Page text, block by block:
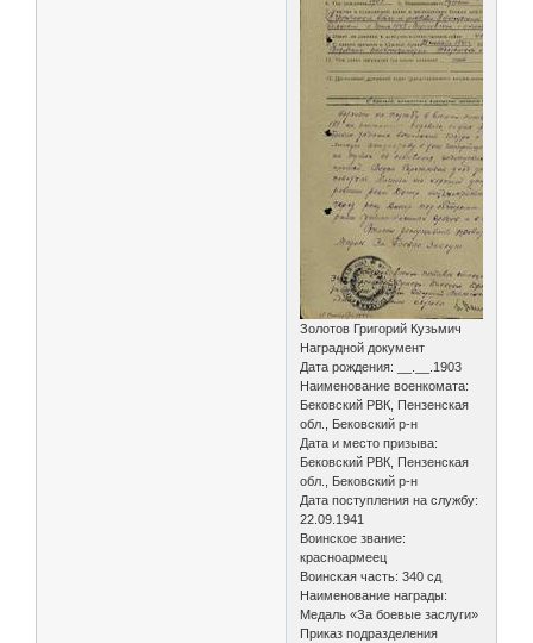
Золотов Григорий Кузьмич
Наградной документ
Дата рождения: __.__.1903
Наименование военкомата:
Бековский РВК, Пензенская
обл., Бековский р-н
Дата и место призыва:
Бековский РВК, Пензенская
обл., Бековский р-н
Дата поступления на службу:
22.09.1941
Воинское звание:
красноармеец
Воинская часть: 340 сд
Наименование награды:
Медаль «За боевые заслуги»
Приказ подразделения